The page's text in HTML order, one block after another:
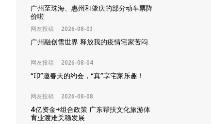
广州至珠海、惠州和肇庆的部分动车票降
价啦
网友投稿 2026-08-03
广州融创雪世界 释放我的疫情宅家苦闷
网友投稿 2026-08-04
“印”邀春天的约会，“真”享宅家乐趣！
网友投稿 2026-08-08
4亿资金+组合政策 广东帮扶文化旅游体
育业渡难关稳发展